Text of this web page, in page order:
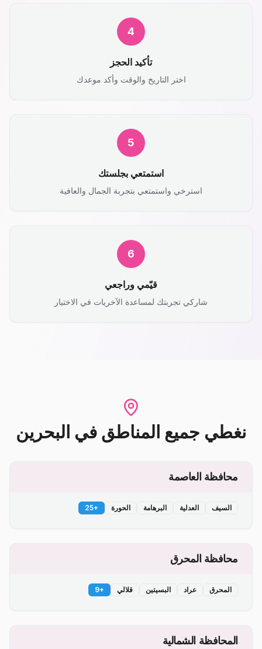
4
تأكيد الحجز
اختر التاريخ والوقت وأكد موعدك
5
استمتعي بجلستك
استرخي واستمتعي بتجربة الجمال والعافية
6
قيّمي وراجعي
شاركي تجربتك لمساعدة الآخريات في الاختيار
نغطي جميع المناطق في البحرين
محافظة العاصمة
السيف العدلية البرهامة الحورة +
25
محافظة المحرق
المحرق عراد البسيتين قلالي +
9
المحافظة الشمالية